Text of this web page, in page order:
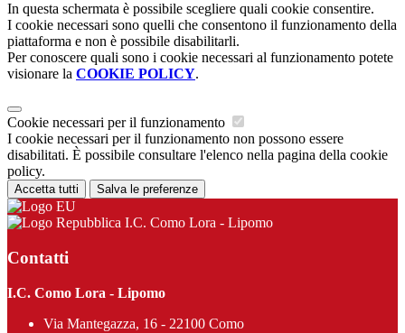
In questa schermata è possibile scegliere quali cookie consentire.
I cookie necessari sono quelli che consentono il funzionamento della
piattaforma e non è possibile disabilitarli.
Per conoscere quali sono i cookie necessari al funzionamento potete
visionare la COOKIE POLICY.
Cookie necessari per il funzionamento
I cookie necessari per il funzionamento non possono essere
disabilitati. È possibile consultare l'elenco nella pagina della cookie
policy.
Accetta tutti Salva le preferenze
I.C. Como Lora - Lipomo
Contatti
I.C. Como Lora - Lipomo
Via Mantegazza, 16 - 22100 Como